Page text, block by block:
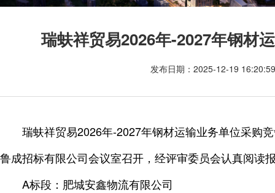
瑞蚨祥贸易2026年-2027年钢材
发布日期：2025-12-19
瑞蚨祥贸易2026年-2027年钢材运输业务单位采购
鲁成招标有限公司会议室召开，经评审委员会认真阅读
A标段：肥城安鑫物流有限公司